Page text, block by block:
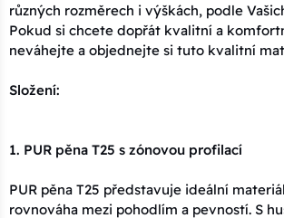
různých rozměrech i výškách, podle
Pokud si chcete dopřát kvalitní a
neváhejte a objednejte si tuto kvalitní
Složení:
1. PUR pěna T25 s zónovou profilací
PUR pěna T25 představuje ideální
rovnováha mezi pohodlím a pevností. S